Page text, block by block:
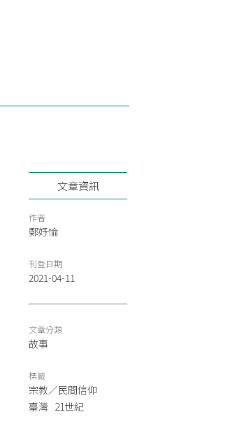
文章資訊
作者
鄭妤惀
刊登日期
2021-04-11
文章分類
故事
標籤
宗教／民間信仰
臺灣 21世紀